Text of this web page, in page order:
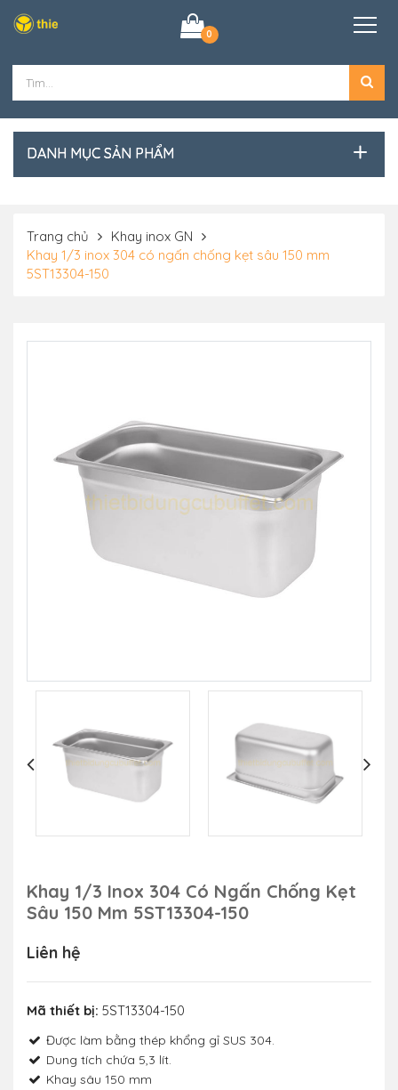
0
DANH MỤC SẢN PHẨM
Trang chủ
Khay inox GN
Khay 1/3 inox 304 có ngấn chống kẹt sâu 150 mm
5ST13304-150
Khay 1/3 Inox 304 Có Ngấn Chống Kẹt
Sâu 150 Mm 5ST13304-150
Liên hệ
Mã thiết bị: 5ST13304-150
Được làm bằng thép khổng gỉ SUS 304.
Dung tích chứa 5,3 lít.
Khay sâu 150 mm